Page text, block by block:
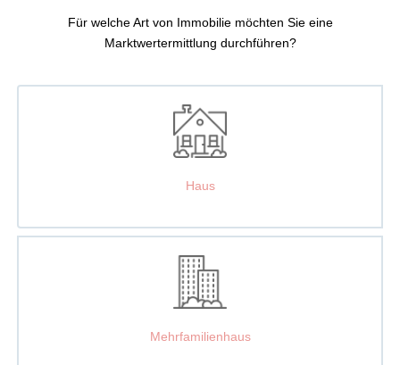
Für welche Art von Immobilie möchten Sie eine
Marktwertermittlung durchführen?
Haus
Mehrfamilien­haus